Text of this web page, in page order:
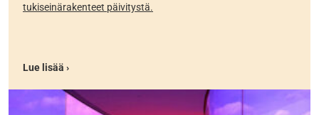
tukiseinärakenteet päivitystä.
Lue lisää ›